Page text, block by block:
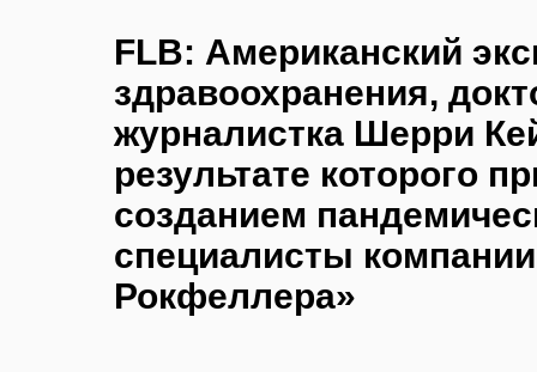
FLB: Американский
здравоохранения,
журналистка Шерри
результате которого
созданием
специалисты
Рокфеллера»